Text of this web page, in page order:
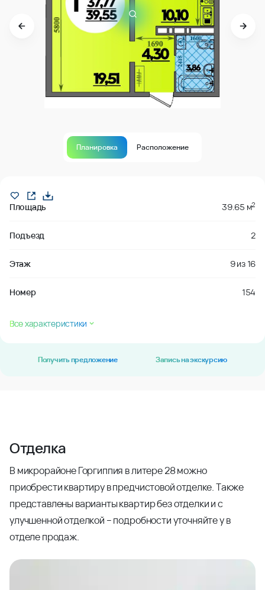
Планировка Расположение
Площадь 39.65 м2
Подъезд 2
Этаж 9из16
Номер 154
Все характеристики
Получить предложение Запись на экскурсию
Отделка
В микрорайоне Горгиппия в литере 28 можно
приобрести квартиру в предчистовой отделке. Также
представлены варианты квартир без отделки и с
улучшенной отделкой – подробности уточняйте у в
отделе продаж.